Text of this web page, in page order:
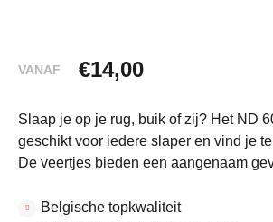
VANAF €14,00
Slaap je op je rug, buik of zij? Het ND
geschikt voor iedere slaper en vind je
De veertjes bieden een aangenaam
Belgische topkwaliteit